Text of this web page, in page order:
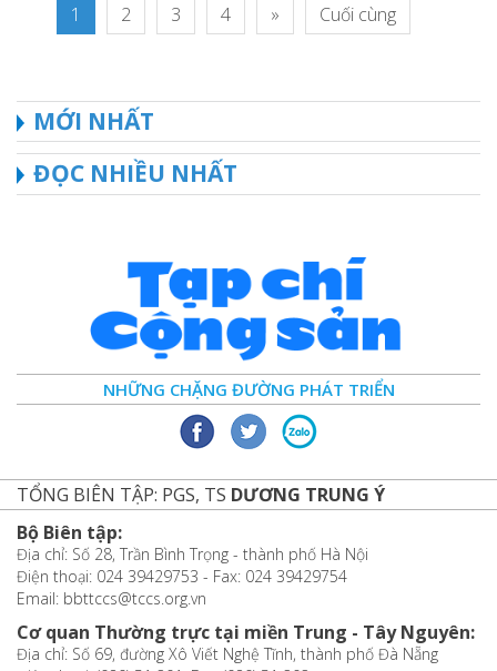
1 2 3 4 » Cuối cùng
MỚI NHẤT
ĐỌC NHIỀU NHẤT
NHỮNG CHẶNG ĐƯỜNG PHÁT TRIỂN
TỔNG BIÊN TẬP: PGS, TS DƯƠNG TRUNG Ý
Bộ Biên tập:
Địa chỉ: Số 28, Trần Bình Trọng - thành phố Hà Nội
Điện thoại: 024 39429753 - Fax: 024 39429754
Email: bbttccs@tccs.org.vn
Cơ quan Thường trực tại miền Trung - Tây Nguyên:
Địa chỉ: Số 69, đường Xô Viết Nghệ Tĩnh, thành phố Đà Nẵng